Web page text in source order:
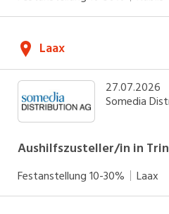
INSERAT ANSEHEN
Laax
27.07.2026
Somedia
Aushilfszusteller/in in
Festanstellung10-30% Laax